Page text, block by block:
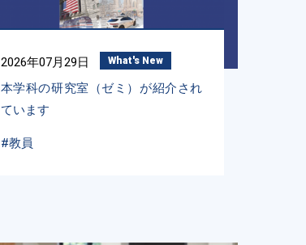
2026年07月29日 What's New
本学科の研究室（ゼミ）が紹介され
ています
#教員